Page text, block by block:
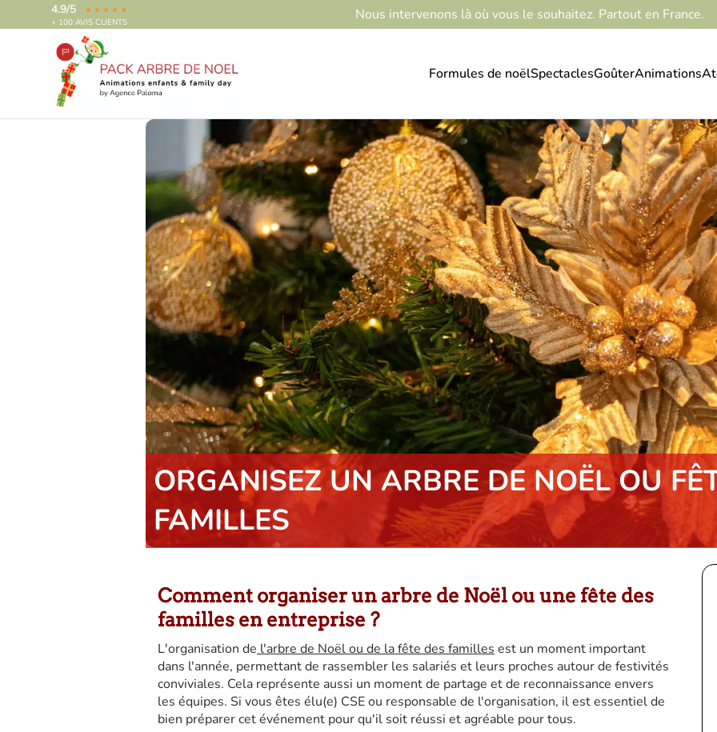
4.9/5
+ 100 AVIS CLIENTS Nous intervenons là où vous le souhaitez. Partout en France.
Formules de noëlSpectaclesGoûterAnimations
ORGANISEZ UN ARBRE DE NOËL OU
FAMILLES
Comment organiser un arbre de Noël ou une fête des
familles en entreprise ?
L'organisation de l'arbre de Noël ou de la fête des familles est un moment important
dans l'année, permettant de rassembler les salariés et leurs proches autour de festivités
conviviales. Cela représente aussi un moment de partage et de reconnaissance envers
les équipes. Si vous êtes élu(e) CSE ou responsable de l'organisation, il est essentiel de
bien préparer cet événement pour qu'il soit réussi et agréable pour tous.